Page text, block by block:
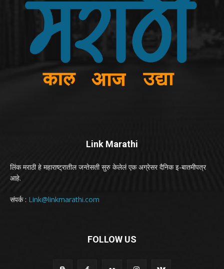
Link Marathi
लिंक मराठी हे महाराष्ट्रातील जन्तेसती सुरु केलेलं एक अग्रेसर दैनिक इ-बातमीपत्र
आहे.
संपर्क : Link@linkmarathi.com
FOLLOW US